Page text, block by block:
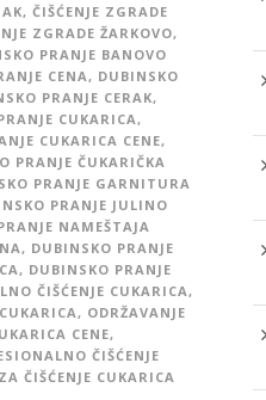
, ČIŠĆENJE ZGRADE
ZGRADE ŽARKOVO,
PRANJE BANOVO
CENA , DUBINSKO
PRANJE CERAK,
CUKARICA,
CUKARICA CENE,
PRANJE ČUKARIČKA
PRANJE GARNITURA
PRANJE JULINO
NAMEŠTAJA
, DUBINSKO PRANJE
, DUBINSKO PRANJE
ČIŠĆENJE CUKARICA,
, ODRŽAVANJE
CENE,
ČIŠĆENJE
ČIŠĆENJE CUKARICA